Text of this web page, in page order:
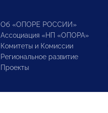
Об «ОПОРЕ РОССИИ»
Ассоциация «НП «ОПОРА»
Комитеты и Комиссии
Региональное развитие
Проекты